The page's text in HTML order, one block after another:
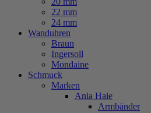
22 mm
24 mm
Wanduhren
Braun
Ingersoll
Mondaine
Schmuck
Marken
Ania Haie
Armbänder